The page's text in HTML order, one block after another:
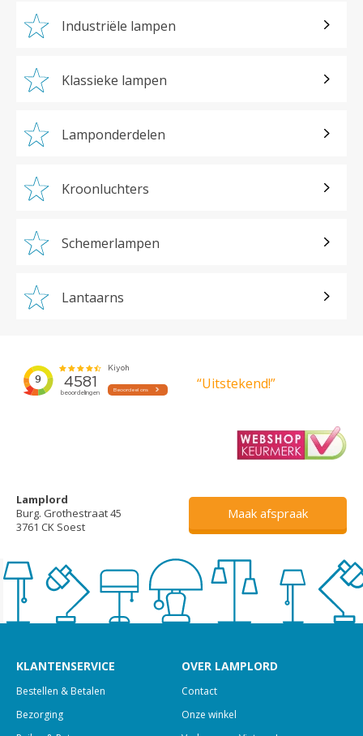
Industriële lampen
Klassieke lampen
Lamponderdelen
Kroonluchters
Schemerlampen
Lantaarns
“Uitstekend!”
Lamplord
Burg. Grothestraat 45
3761 CK Soest
Maak afspraak
KLANTENSERVICE
Bestellen & Betalen
Bezorging
OVER LAMPLORD
Contact
Onze winkel